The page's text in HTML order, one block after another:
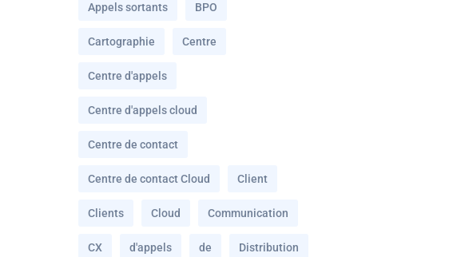
Appels sortants BPO
Cartographie Centre
Centre d'appels
Centre d'appels cloud
Centre de contact
Centre de contact Cloud Client
Clients Cloud Communication
CX d'appels de Distribution